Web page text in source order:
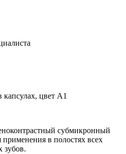
цвет А1
субмикронный
в полостях всех
зубов.